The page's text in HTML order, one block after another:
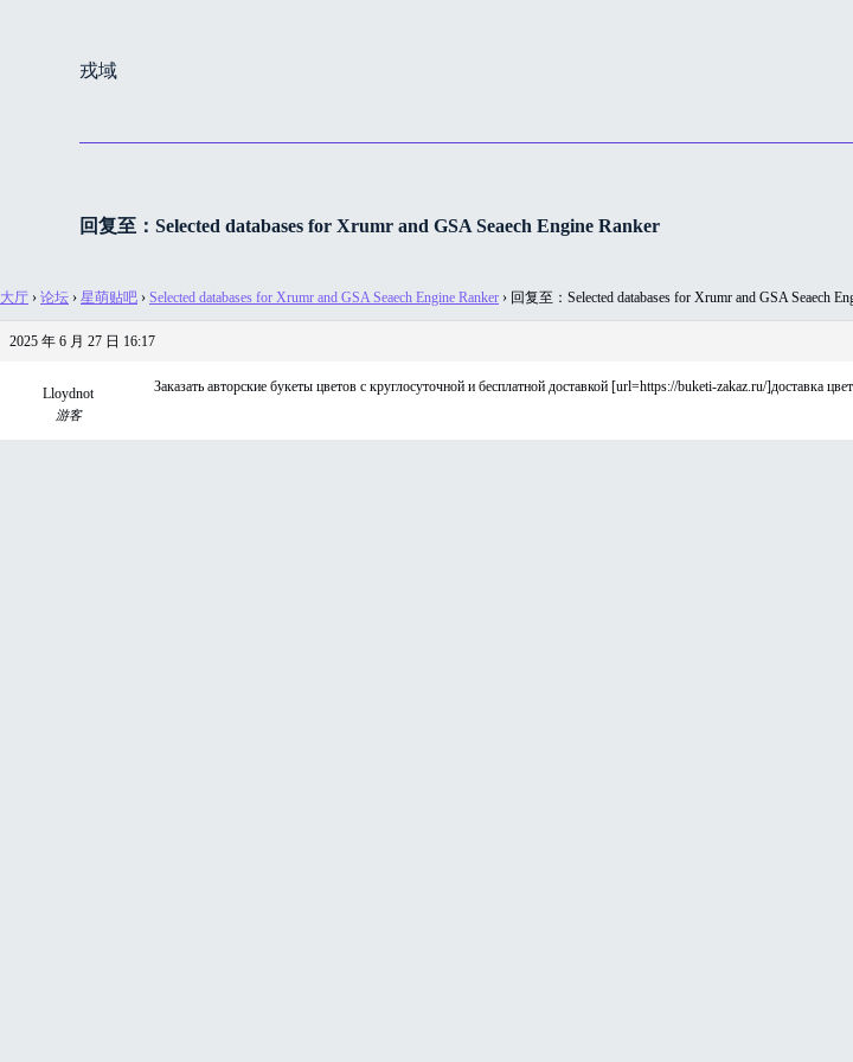
戎域
回复至：Selected databases for Xrumr and GSA Seaech Engine Ranker
大厅 › 论坛 › 星萌贴吧 › Selected databases for Xrumr and GSA Seaech Engine Ranker › 回复至：Selected databases for Xrumr and GSA Seaech
2025 年 6 月 27 日 16:17
Lloydnot
游客
Заказать авторские букеты цветов с круглосуточной и бесплатной доставкой [url=https://buketi-zakaz.ru/]доставка